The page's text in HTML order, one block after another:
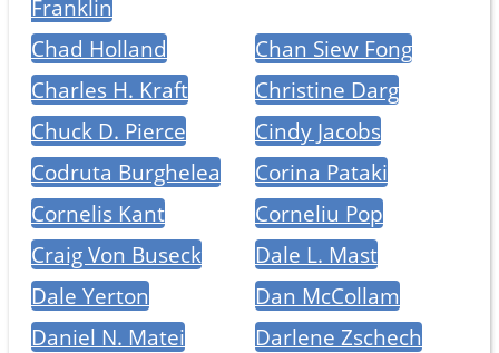
Franklin
Chad Holland
Chan Siew Fong
Charles H. Kraft
Christine Darg
Chuck D. Pierce
Cindy Jacobs
Codruta Burghelea
Corina Pataki
Cornelis Kant
Corneliu Pop
Craig Von Buseck
Dale L. Mast
Dale Yerton
Dan McCollam
Daniel N. Matei
Darlene Zschech